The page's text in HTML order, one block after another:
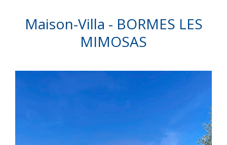
Maison-Villa - BORMES LES
MIMOSAS